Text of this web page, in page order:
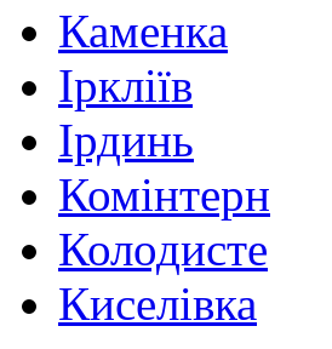
Каменка
Іркліїв
Ірдинь
Комінтерн
Колодисте
Киселівка